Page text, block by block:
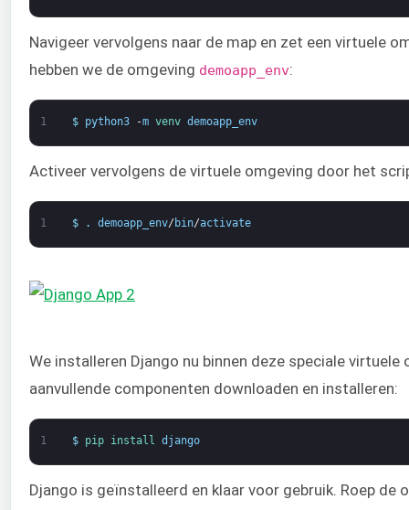
Navigeer vervolgens naar de map en zet een virtuele
hebben we de omgeving demoapp_env:
1 $ python3 -m venv demoapp_env
Activeer vervolgens de virtuele omgeving door het
1 $ . demoapp_env/ bin/activate
We installeren Django nu binnen deze speciale virtuele
aanvullende componenten downloaden en installeren:
1 $ pip install django
Django is geïnstalleerd en klaar voor gebruik. Roep de